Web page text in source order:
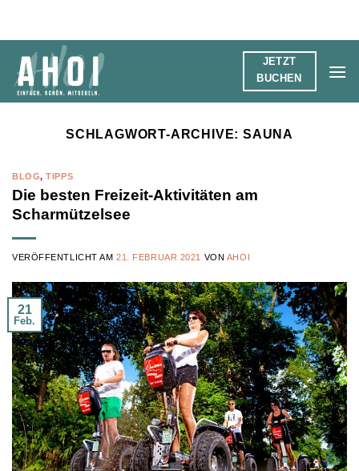
springen
JETZT
BUCHEN
SCHLAGWORT-ARCHIVE: SAUNA
BLOG,TIPPS
Die besten Freizeit-Aktivitäten am
Scharmützelsee
VERÖFFENTLICHT AM21. FEBRUAR 2021 VON AHOI
21
Feb.